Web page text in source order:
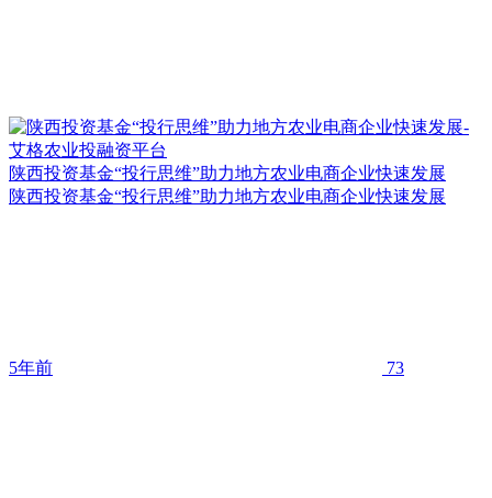
陕西投资基金“投行思维”助力地方农业电商企业快速发展
陕西投资基金“投行思维”助力地方农业电商企业快速发展
5年前 73